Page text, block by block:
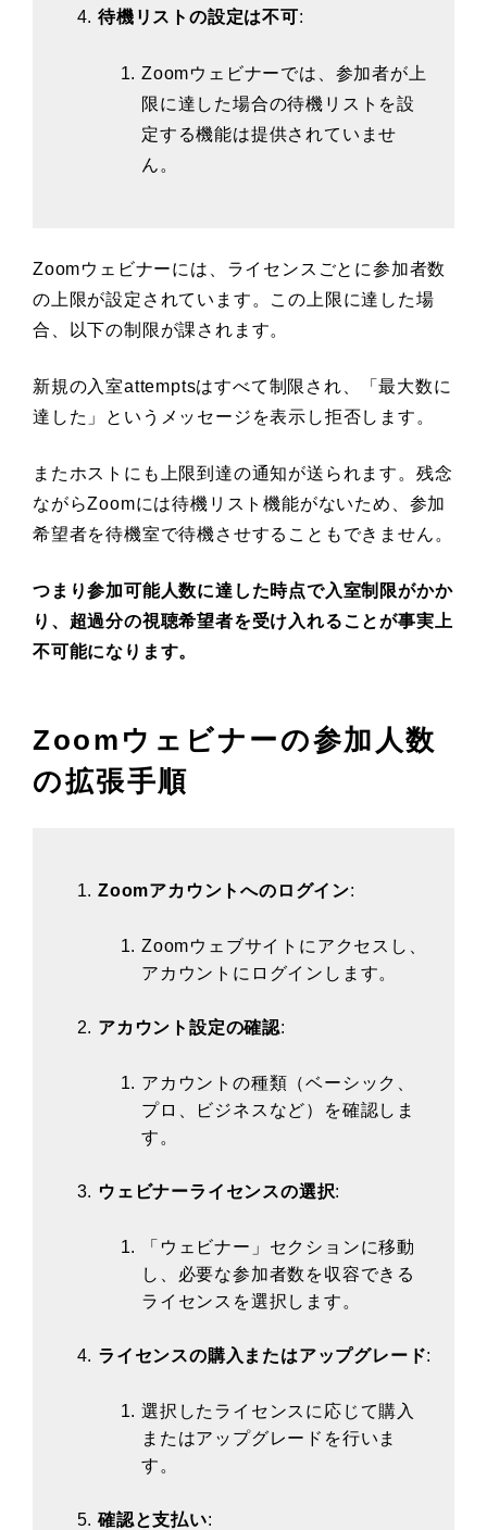
待機リストの設定は不可:
Zoomウェビナーでは、参加者が上
限に達した場合の待機リストを設
定する機能は提供されていませ
ん。
Zoomウェビナーには、ライセンスごとに参加者数
の上限が設定されています。この上限に達した場
合、以下の制限が課されます。
新規の入室attemptsはすべて制限され、「最大数に
達した」というメッセージを表示し拒否します。
またホストにも上限到達の通知が送られます。残念
ながらZoomには待機リスト機能がないため、参加
希望者を待機室で待機させすることもできません。
つまり参加可能人数に達した時点で入室制限がかか
り、超過分の視聴希望者を受け入れることが事実上
不可能になります。
Zoomウェビナーの参加人数
の拡張手順
Zoomアカウントへのログイン:
Zoomウェブサイトにアクセスし、
アカウントにログインします。
アカウント設定の確認:
アカウントの種類（ベーシック、
プロ、ビジネスなど）を確認しま
す。
ウェビナーライセンスの選択:
「ウェビナー」セクションに移動
し、必要な参加者数を収容できる
ライセンスを選択します。
ライセンスの購入またはアップグレード:
選択したライセンスに応じて購入
またはアップグレードを行いま
す。
確認と支払い: